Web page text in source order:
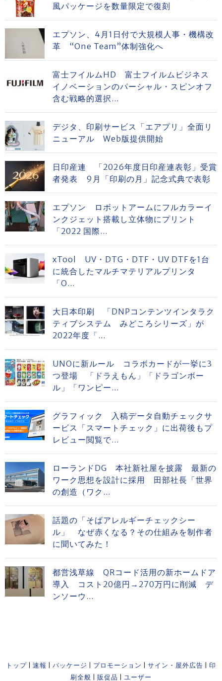
風パッケージを数量限定で復刻
エプソン、4月1日付で大規模人事・機構改
革 “One Team”体制強化へ
富士フイルムHD 富士フイルムビジネス
イノベーションのパーシャル・スピンオフ
含む戦略的選択...
デジタ、印刷サービス「エアプリ」全面リ
ニューアル Web版提供開始
日印産連 「2026年度日印産連表彰」受賞
者発表 9月「印刷の月」記念式典で表彰
エプソン ロボットアームにフルカラーイ
ンクジェット搭載し立体物にプリント
「2022 国際...
xTool UV・DTG・DTF・UV DTFを1台
に統合したマルチマテリアルプリンタ
「O...
大日本印刷 「DNPコンテンツインタラク
ティブシステム みどころシリーズ」が
2022年度「...
UNOに新ルール コラボカードが一挙に3
つ登場 「ドラえもん」「ドラゴンボー
ル」「ワンピー...
グラフィック 入稿データ自動チェックサ
ービス「スマートチェック」に出荷後もプ
レビュー閲覧で...
ローランドDG 本社新社屋を披露 最新の
ワーク思想を設計に採用 田部社長「世界
の創造（ワク...
話題の「そばアレルギーチェックシー
ル」 なぜ赤くなる？その仕組みを制作者
に聞いてみた！
都営浅草線 QRコード活用の新ホームドア
導入 コスト20億円→270万円に削減 デ
ンソーウ...
トップ 速報 パッケージ プロモーション サイン・屋外広告
印
刷全般
販促品 ユーザー